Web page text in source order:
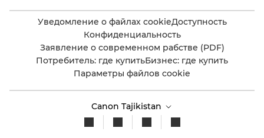
Уведомление о файлах cookieДоступность
Конфиденциальность
Заявление о современном рабстве (PDF)
Потребитель: где купитьБизнес: где купить
Параметры файлов cookie
Canon Tajikistan